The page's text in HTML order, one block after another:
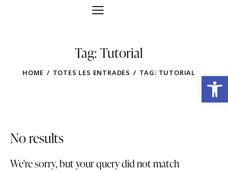
Obre la barra d'eines
Tag: Tutorial
HOME TOTES LES ENTRADES TAG: TUTORIAL
No results
We're sorry, but your query did not match